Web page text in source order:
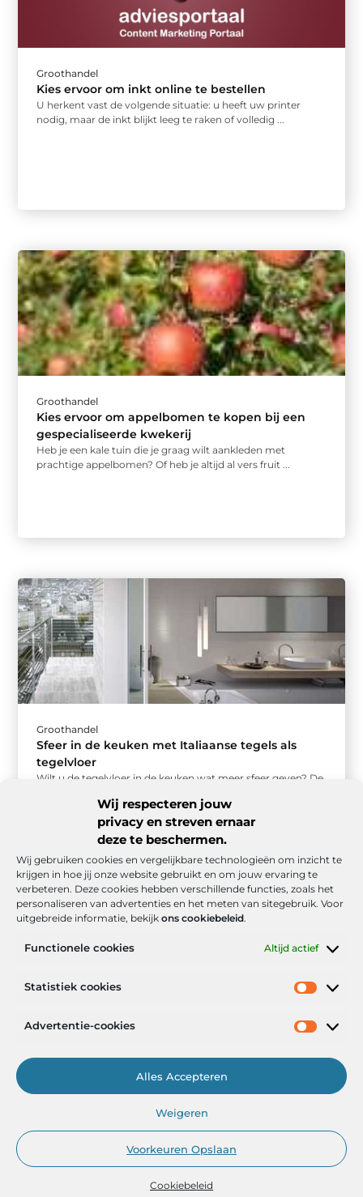
Wij respecteren jouw
privacy en streven ernaar
deze te beschermen.
Wij gebruiken cookies en vergelijkbare technologieën om inzicht te
krijgen in hoe jij onze website gebruikt en om jouw ervaring te
verbeteren. Deze cookies hebben verschillende functies, zoals het
personaliseren van advertenties en het meten van sitegebruik. Voor
uitgebreide informatie, bekijk ons cookiebeleid.
Functionele cookies Altijd actief
Statistiek cookies
Advertentie-cookies
Alles Accepteren
Weigeren
Voorkeuren Opslaan
Cookiebeleid
Groothandel
Kies ervoor om inkt online te bestellen
U herkent vast de volgende situatie: u heeft uw printer
nodig, maar de inkt blijkt leeg te raken of volledig ...
Groothandel
Kies ervoor om appelbomen te kopen bij een
gespecialiseerde kwekerij
Heb je een kale tuin die je graag wilt aankleden met
prachtige appelbomen? Of heb je altijd al vers fruit ...
Groothandel
Sfeer in de keuken met Italiaanse tegels als
tegelvloer
Wilt u de tegelvloer in de keuken wat meer sfeer geven? De
Het Portaal voor Inzichten en Inspiratie
— AdviesPortal.nl verzamelt de beste blogs en artikelen om jou te
helpen groeien. Ontdek, leer en laat je inspireren!
www.adviesportal.nl.All Right Reserved.
Onze informatie